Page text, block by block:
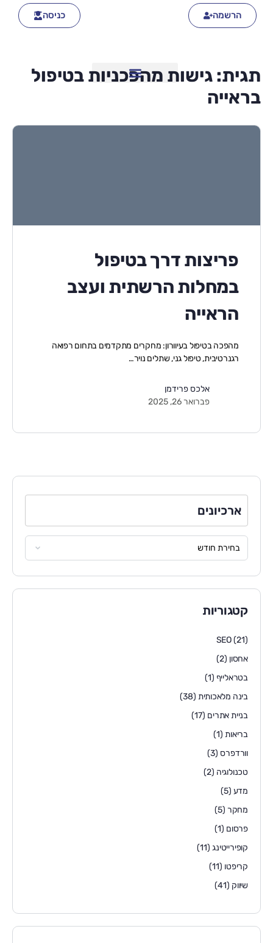
הרשמה כניסה
תגית:גישות מהפכניות בטיפול
בראייה
פריצות דרך בטיפול
במחלות הרשתית ועצב
הראייה
מהפכה בטיפול בעיוורון: מחקרים מתקדמים בתחום רפואה
רגנרטיבית, טיפול גני, שתלים נויר…
אלכס פרידמן
פברואר 26, 2025
ארכיונים
קטגוריות
SEO(21)
אחסון (2)
בטראלייף (1)
בינה מלאכותית (38)
בניית אתרים (17)
בריאות(1)
וורדפרס (3)
טכנולוגיה (2)
מדע (5)
מחקר (5)
פרסום (1)
קופירייטינג(11)
קריפטו (11)
שיווק (41)